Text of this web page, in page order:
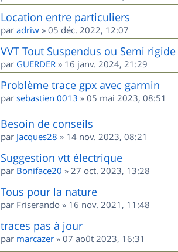
Location entre particuliers
par adriw » 05 déc. 2022, 12:07
VVT Tout Suspendus ou Semi
par GUERDER » 16 janv. 2024, 21:29
Problème trace gpx avec garmin
par sebastien 0013 » 05 mai 2023, 08:51
Besoin de conseils
par Jacques28 » 14 nov. 2023, 08:21
Suggestion vtt électrique
par Boniface20 » 27 oct. 2023, 13:28
Tous pour la nature
par Friserando » 16 nov. 2021, 11:48
traces pas à jour
par marcazer » 07 août 2023, 16:31